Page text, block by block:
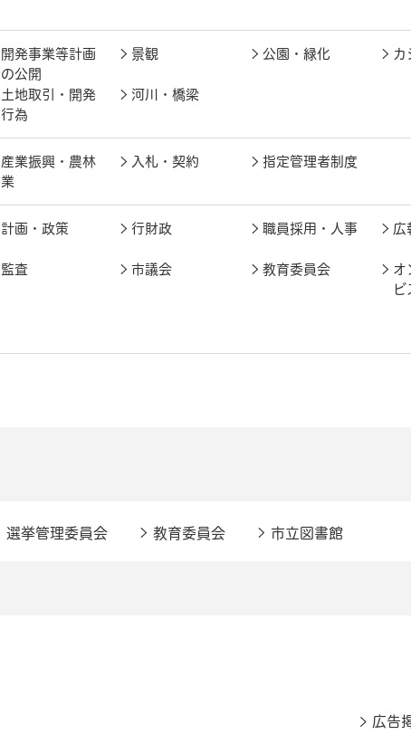
開発事業等計画
の公開
景観 公園・緑化 カ
土地取引・開発
行為
河川・橋梁
産業振興・農林
業
入札・契約 指定管理者制度
計画・政策 行財政 職員採用・人事 広
監査 市議会 教育委員会
オ
ビ
選挙管理委員会 教育委員会 市立図書館
広告